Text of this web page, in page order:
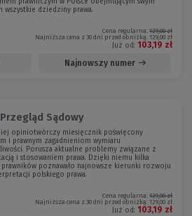
wszystkie dziedziny prawa.
Cena regularna: 129,00 zł
Najniższa cena z 30 dni przed obniżką: 129,00 zł
Już od: 103,19 zł
Najnowszy numer
Przegląd Sądowy
opiniotwórczy miesięcznik poświęcony
i prawnym zagadnieniom wymiaru
Porusza aktualne problemy związane z
i stosowaniem prawa. Dzięki niemu kilka
poznawało najnowsze kierunki rozwoju
polskiego prawa.
Cena regularna: 129,00 zł
Najniższa cena z 30 dni przed obniżką: 129,00 zł
Już od: 103,19 zł